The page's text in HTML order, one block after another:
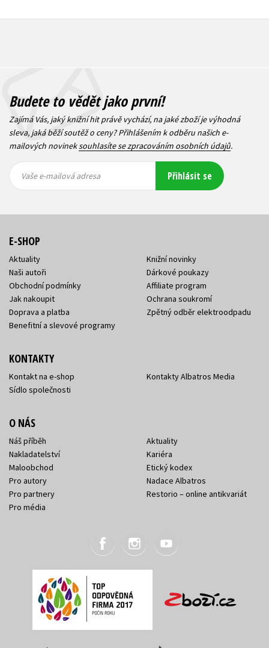
Budete to vědět jako první!
Zajímá Vás, jaký knižní hit právě vychází, na jaké zboží je výhodná
sleva, jaká běží soutěž o ceny? Přihlášením k odběru našich e-
mailových novineksouhlasíte se zpracováním osobních údajů.
mailová
mailová
Vaše e-mailová adresa Přihlásit se
E-SHOP
Aktuality
Naši autoři
Obchodní podmínky
Jak nakoupit
Doprava a platba
Benefitní a slevové programy
Knižní novinky
Dárkové poukazy
Affiliate program
Ochrana soukromí
Zpětný odběr elektroodpadu
KONTAKTY
Kontakt na e-shop
Sídlo společnosti
Kontakty Albatros Media
O NÁS
Náš příběh
Nakladatelství
Maloobchod
Pro autory
Pro partnery
Pro média
Aktuality
Kariéra
Etický kodex
Nadace Albatros
Restorio – online antikvariát